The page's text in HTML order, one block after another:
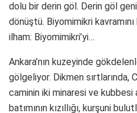
dolu bir derin göl. Derin göl
dönüştü. Biyomimikri
ilham: Biyomimikri’yi…
Ankara’nın kuzeyinde
gölgeliyor. Dikmen sırtlarında,
caminin iki minaresi ve kubbesi
batımının kızıllığı, kurşuni